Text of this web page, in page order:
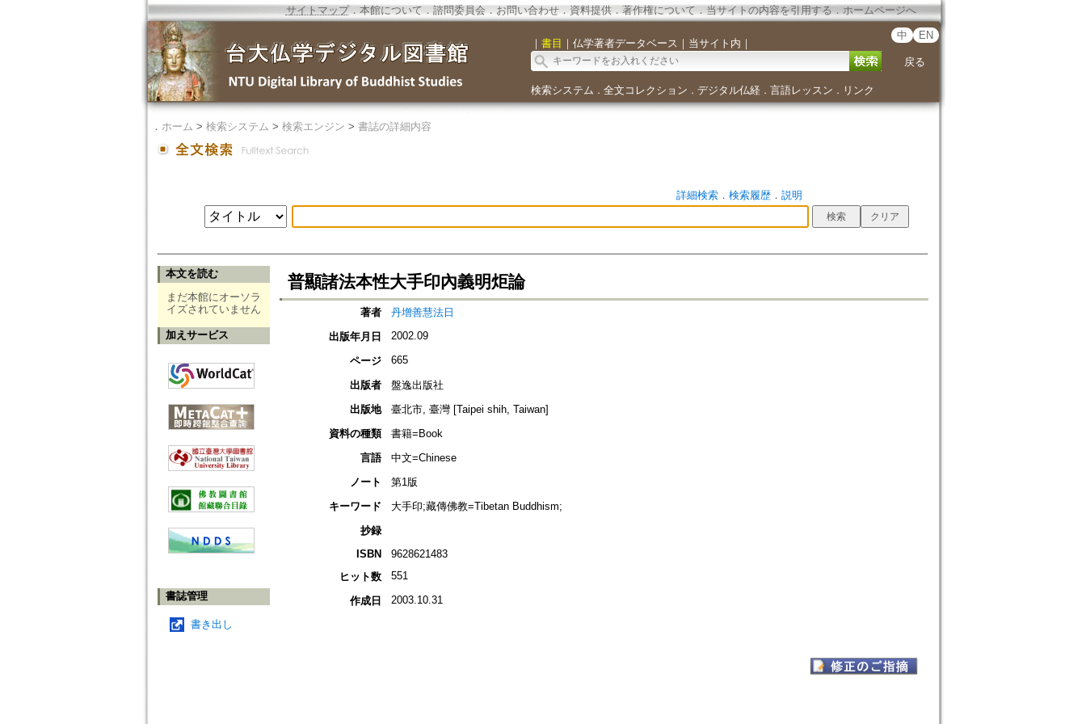
サイトマップ．本館について ． 諮問委員会． お問い合わせ． 資料提供． 著作権について．当サイトの内容を引用する ． ホームページへ
｜ 書目 ｜ 仏学著者データベース ｜ 当サイト内 ｜
中 EN
戻る
検索システム ． 全文コレクション ． デジタル仏経． 言語レッスン ． リンク
． ホーム > 検索システム > 検索エンジン > 書誌の詳細内容
詳細検索． 検索履歴． 説明
本文を読む
まだ本館にオーソラ
イズされていません
加えサービス
書誌管理
書き出し
普顯諸法本性大手印內義明炬論
著者
丹增善慧法日
出版年月日
2002.09
ページ 665
出版者
盤逸出版社
出版地
臺北市, 臺灣 [Taipei shih, Taiwan]
資料の種類
書籍=Book
言語
中文=Chinese
ノート
第1版
キーワード
大手印;藏傳佛教=Tibetan Buddhism;
抄録
ISBN
9628621483
ヒット数
551
作成日 2003.10.31